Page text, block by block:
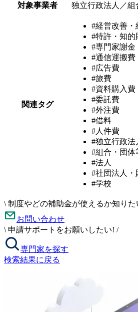
対象事業者
独立行政法人／
関連タグ
#経営改善・
#特許・知的
#専門家謝金
#通信運搬費
#広告費
#旅費
#資料購入費
#委託費
#外注費
#借料
#人件費
#独立行政法
#組合・団体
#法人
#社団法人・
#学校
\ 制度やどの補助金が使えるか知りた
お問い合わせ
\ 申請サポートをお願いしたい! /
専門家を探す
検索結果に戻る